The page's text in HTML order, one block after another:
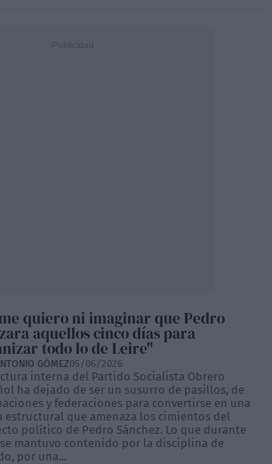
quiero ni imaginar que Pedro
aquellos cinco días para
todo lo de Leire"
GÓMEZ05/06/2026
interna del Partido Socialista Obrero
ha dejado de ser un susurro de pasillos, de
y federaciones para convertirse en una
estructural que amenaza los cimientos del
político de Pedro Sánchez. Lo que durante
mantuvo contenido por la disciplina de
por una...